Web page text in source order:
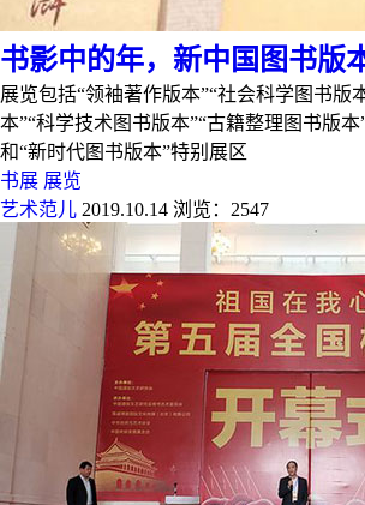
书影中的年，新中国图书版
展览包括“领袖著作版本”“社会科学图书版
本”“科学技术图书版本”“古籍整理图书版本
和“新时代图书版本”特别展区
书展 展览
艺术范儿 2019.10.14 浏览：2547